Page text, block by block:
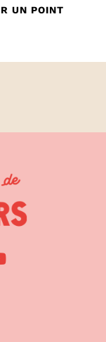
UN POINT